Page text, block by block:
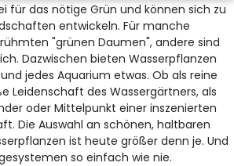
für das nötige Grün und können sich zu
entwickeln. Für manche
"grünen Daumen", andere sind
Dazwischen bieten Wasserpflanzen
jedes Aquarium etwas. Ob als reine
Leidenschaft des Wassergärtners, als
oder Mittelpunkt einer inszenierten
Die Auswahl an schönen, haltbaren
ist heute größer denn je. Und
so einfach wie nie.